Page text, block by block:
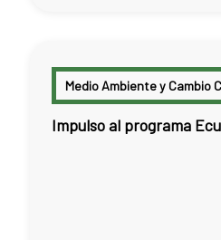
Medio Ambiente y Cambio
Impulso al programa